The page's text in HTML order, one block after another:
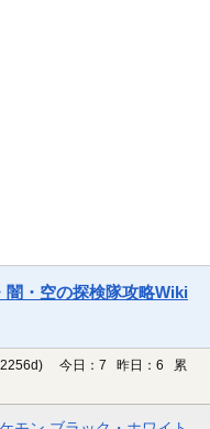
・空の探検隊攻略Wiki
今日：7 昨日：6 累